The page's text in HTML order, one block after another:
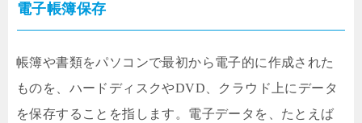
電子帳簿保存
帳簿や書類をパソコンで最初から電子的に作成された
ものを、ハードディスクやDVD、クラウド上にデータ
を保存することを指します。電子データを、たとえば